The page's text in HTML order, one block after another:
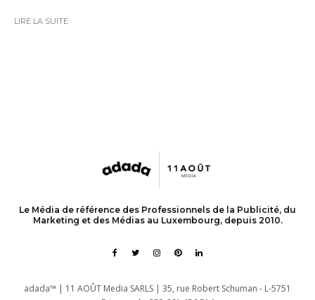
LIRE LA SUITE
Le Média de référence des Professionnels de la Publicité, du
Marketing et des Médias au Luxembourg, depuis 2010.
adada™ | 11 AOÛT Media SARLS | 35, rue Robert Schuman - L-5751